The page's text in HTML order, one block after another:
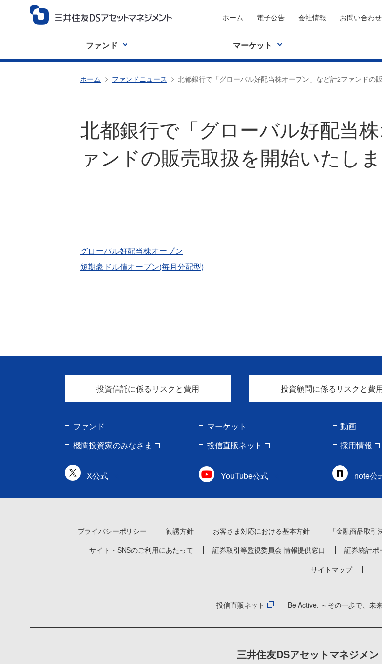
ホーム 電子公告 会社情報 お問い合わせ
ファンド マーケット
ホーム ファンドニュース 北都銀行で「グローバル好配当株オープン」など計2ファンドの
北都銀行で「グローバル好配当
ァンドの販売取扱を開始いたしま
グローバル好配当株オープン
短期豪ドル債オープン(毎月分配型)
投資信託に係るリスクと費用 投資顧問に係るリスクと費
ファンド マーケット 動画
機関投資家のみなさま
投信直販ネット 採用情報
X公式 YouTube公式 note公
プライバシーポリシー 勧誘方針 お客さま対応における基本方針
「金融商品取
サイト・SNSのご利用にあたって
証券取引等監視委員会 情報提供窓口 証券統計ポ
サイトマップ
投信直販ネット Be Active. ～その一歩で、未
三井住友DSアセットマネジメ